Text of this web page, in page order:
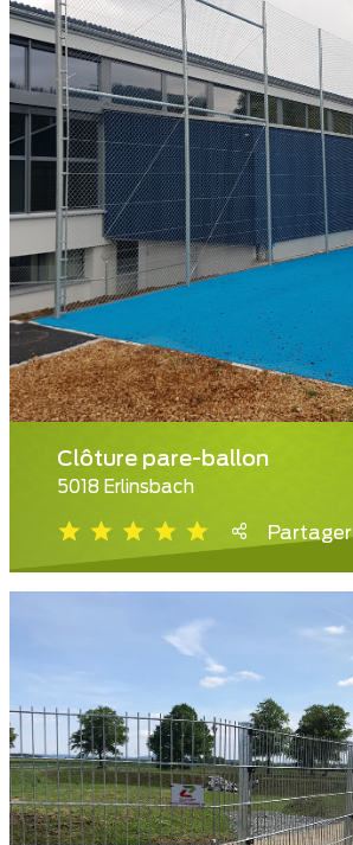
Clôture pare-ballon
5018 Erlinsbach
Partager